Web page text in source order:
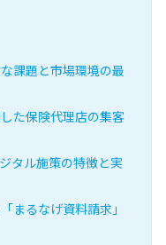
課題と市場環境の最
た保険代理店の集客
タル施策の特徴と実
まるなげ資料請求」